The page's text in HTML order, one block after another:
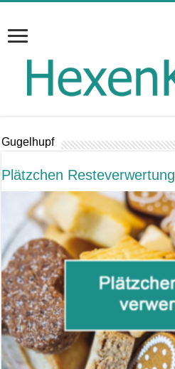
Gugelhupf
Plätzchen Resteverwertung